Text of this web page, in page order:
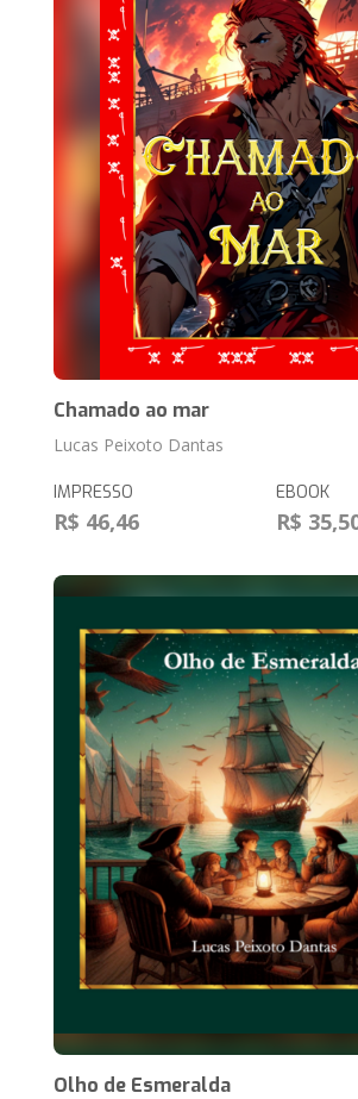
Chamado ao mar
Lucas Peixoto Dantas
IMPRESSO
R$ 46,46
EBOOK
R$
Olho de Esmeralda